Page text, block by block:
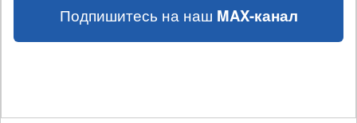
Подпишитесь на наш MAX-канал